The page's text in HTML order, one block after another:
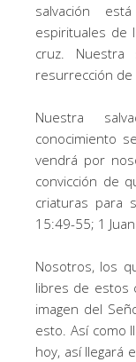
salvación
espirituales de
cruz. Nuestra
resurrección de
Nuestra
conocimiento
vendrá por
convicción de
criaturas para
15:49-55; 1
Nosotros, los
libres de estos
imagen del
esto. Así como
hoy, así llegará